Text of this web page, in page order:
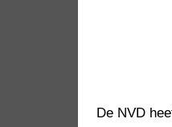
De NVD